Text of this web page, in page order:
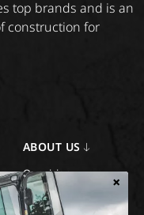
×
top brands and is an
construction for
ABOUT US
Our vision
Our mission